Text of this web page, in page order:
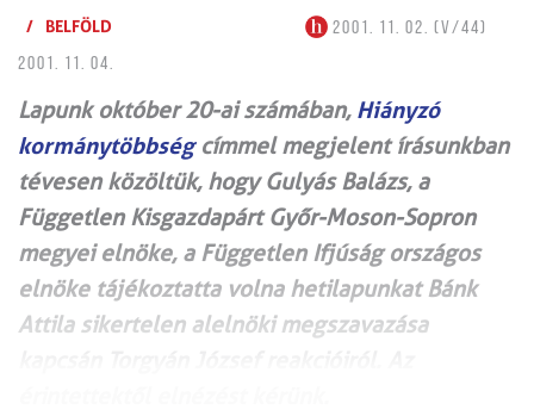
/ BELFÖLD
2001. 11. 02. (V/44)
2001. 11. 04.
Lapunk október 20-ai számában, Hiányzó
kormánytöbbségcímmel megjelent írásunkban
tévesen közöltük, hogy Gulyás Balázs, a
Független Kisgazdapárt Győr-Moson-Sopron
megyei elnöke, a Független Ifjúság országos
elnöke tájékoztatta volna hetilapunkat Bánk
Attila sikertelen alelnöki megszavazása